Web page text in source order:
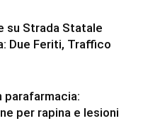
su Strada Statale
Due Feriti, Traffico
parafarmacia:
per rapina e lesioni